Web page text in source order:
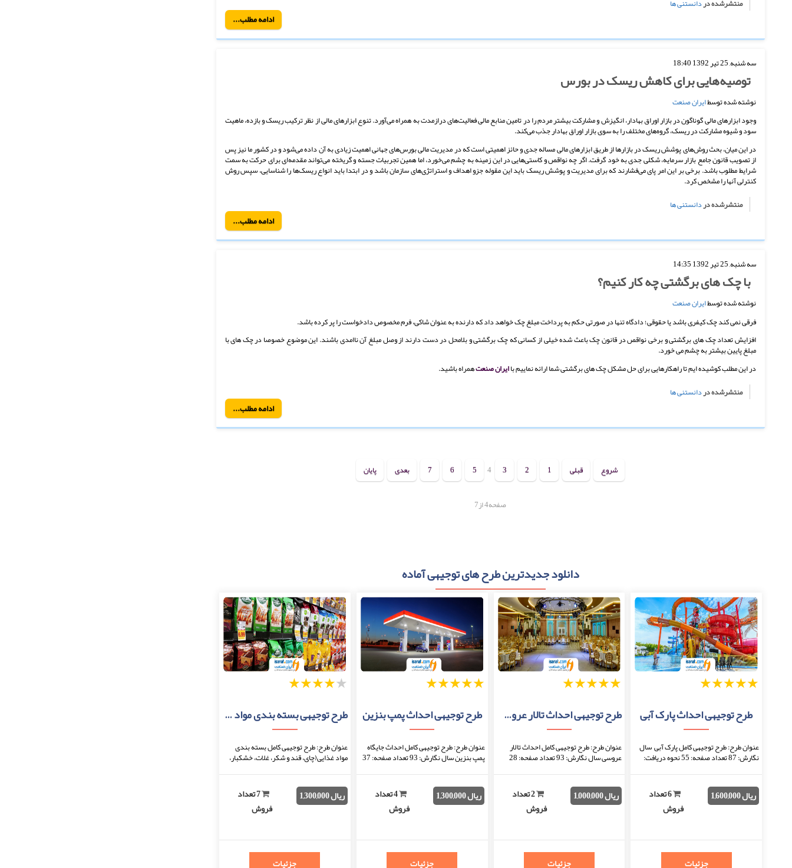
منتشرشده دردانستنی ها
ادامه مطلب...
سه شنبه, 25 تیر 1392 18:40
توصیه‌هایی برای کاهش ریسک در بورس
نوشته شده توسطایران صنعت
وجود ابزارهای مالی گوناگون در بازار اوراق بهادار، انگیزش و مشارکت بیشتر مردم را در تامین منابع مالی فعالیت‌های درازمدت به همراه می‌آورد. تنوع ابزارهای مالی از نظر ترکیب ریسک و بازده، ماهیت
سود و شیوه مشارکت در ریسک، گروه‌های مختلف را به سوی بازار اوراق بهادار جذب می‌کند.
در این میان، بحث روش‌های پوشش ریسک در بازارها از طریق ابزارهای مالی مساله جدی و حائز اهمیتی است که در مدیریت مالی بورس‌های جهانی اهمیت زیادی به آن داده می‌شود و در کشور ما نیز پس
از تصویب قانون جامع بازار سرمایه، شکلی جدی به خود گرفت. اگر چه نواقص و کاستی‌هایی در این زمینه به چشم می‌خورد، اما همین تجربیات جسته و گریخته می‌تواند مقدمه‌ای برای حرکت به سمت
شرایط مطلوب باشد. برخی بر این امر پای می‌فشارند که برای مدیریت و پوشش ریسک باید این مقوله جزو اهداف و استراتژی‌های سازمان باشد و در ابتدا باید انواع ریسک‌ها را شناسایی، سپس روش
کنترلی آنها را مشخص کرد.
منتشرشده دردانستنی ها
ادامه مطلب...
سه شنبه, 25 تیر 1392 14:35
با چک های برگشتی چه کار کنیم؟
نوشته شده توسطایران صنعت
فرقی نمی کند چک کیفری باشد یا حقوقی؛ دادگاه تنها در صورتی حکم به پرداخت مبلغ چک خواهد داد که دارنده به عنوان شاکی، فرم مخصوص دادخواست را پر کرده باشد.
افزایش تعداد چک های برگشتی و برخی نواقص در قانون چک باعث شده خیلی از کسانی که چک برگشتی و بلامحل در دست دارند از وصل مبلغ آن ناامدی باشند. این موضوع خصوصا در چک های با
مبلغ پایین بیشتر به چشم می خورد.
در این مطلب کوشیده ایم تا راهکارهایی برای حل مشکل چک های برگشتی شما ارائه نماییم باایران صنعتهمراه باشید.
منتشرشده دردانستنی ها
ادامه مطلب...
شروع قبلی 1
2
3
4
5
6
7 بعدی پایان
صفحه4 از7
دانلود جدیدترین طرح های توجیهی آماده
5
4
3
2
طرح توجیهی احداث پارک آبی
عنوان طرح: طرح توجیهی کامل پارک آبی سال
نگارش: 87 تعداد صفحه: 55 نحوه دریافت:
بود. فرمت فایل: docx(قا ...
6 تعداد
فروش
ریال 1,600,000
جزئیات
5
4
3
2
طرح توجیهی احداث تالار عروسی
عنوان طرح: طرح توجیهی کامل احداث تالار
عروسی سال نگارش: 93 تعداد صفحه: 28
دانلود خواهد بود. فرمت فایل: ...
2 تعداد
فروش
ریال 1,000,000
جزئیات
5
4
3
2
طرح توجیهی احداث پمپ بنزین
عنوان طرح: طرح توجیهی کامل احداث جایگاه
پمپ بنزین سال نگارش: 93 تعداد صفحه: 37
دانلود خواهد بود. فرمت ...
4 تعداد
فروش
ریال 1,300,000
جزئیات
5
4
3
2
طرح توجیهی بسته بندی مواد غذایی
عنوان طرح: طرح توجیهی کامل بسته بندی
مواد غذایی(چای، قند و شکر، غلات، خشکبار،
صفحه: 44 نحوه دریافت: بعد از ات ...
7 تعداد
فروش
ریال 1,300,000
جزئیات